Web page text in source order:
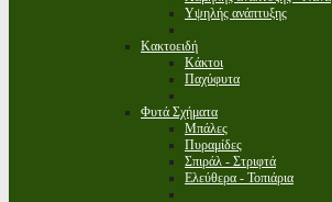
Υψηλής ανάπτυξης
Κακτοειδή
Κάκτοι
Παχύφυτα
Φυτά Σχήματα
Μπάλες
Πυραμίδες
Σπιράλ - Στριφτά
Ελεύθερα - Τοπιάρια